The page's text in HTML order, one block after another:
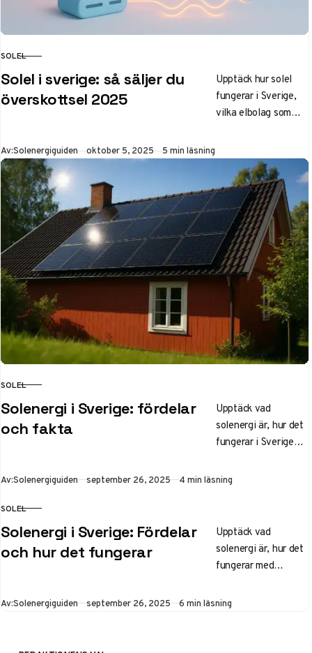
KATEGORI
SOLEL
Solel i sverige: så säljer du
överskottsel 2025
Upptäck hur solel
fungerar i Sverige,
vilka elbolag som
skattändringarna
2025 innebär. Lär
dig sälja solel, lagra
med batteri och
spara på elkostnader
för din villa.
Av:Solenergiguiden Publicerad
oktober 5, 2025 5 min läsning
KATEGORI
SOLEL
Solenergi i Sverige: fördelar
och fakta
Upptäck vad
solenergi är, hur det
fungerar i Sverige
på 5,4 TWh 2025.
miljövinster,
nackdelar som
väderberoende. Lär
dig om installation,
för villaägare.
Av:Solenergiguiden Publicerad
september 26, 2025 4 min läsning
KATEGORI
SOLEL
Solenergi i Sverige: Fördelar
och hur det fungerar
Upptäck vad
solenergi är, hur det
fungerar med
Sverige. Läs om
Av:Solenergiguiden Publicerad
september 26, 2025 6 min läsning